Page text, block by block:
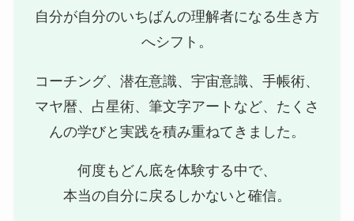
自分が自分のいちばんの理解者になる生き方
へシフト。
コーチング、潜在意識、宇宙意識、手帳術、
マヤ暦、占星術、筆文字アートなど、たくさ
んの学びと実践を積み重ねてきました。
何度もどん底を体験する中で、
本当の自分に戻るしかないと確信。